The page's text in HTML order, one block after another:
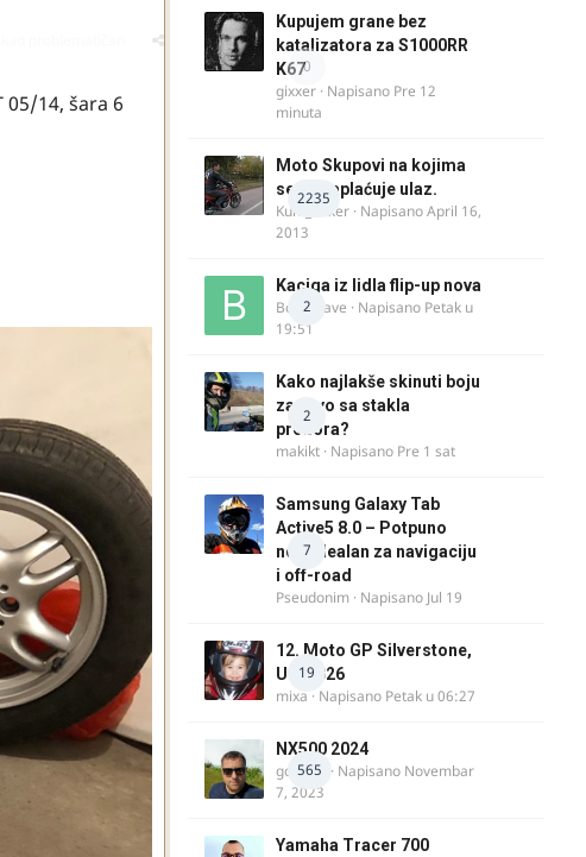
05/14, šara 6
0
Kupujem grane bez
katalizatora za S1000RR
K67
gixxer · Napisano Pre 12
minuta
2235
Moto Skupovi na kojima
se ne naplaćuje ulaz.
Kum_Mixer · NapisanoApril 16,
2013
2
Kaciga iz lidla flip-up nova
Bor-i-slave · Napisano Petak u
19:51
2
Kako najlakše skinuti boju
za drvo sa stakla
prozora?
makikt · Napisano Pre 1 sat
7
Samsung Galaxy Tab
Active5 8.0 – Potpuno
nov, idealan za navigaciju
i off-road
Pseudonim · Napisano Jul 19
19
12. Moto GP Silverstone,
UK, 2026
mixa · Napisano Petak u 06:27
565
NX500 2024
godovic · Napisano Novembar
7, 2023
Yamaha Tracer 700